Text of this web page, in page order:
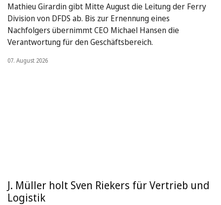
Mathieu Girardin gibt Mitte August die Leitung der Ferry
Division von DFDS ab. Bis zur Ernennung eines
Nachfolgers übernimmt CEO Michael Hansen die
Verantwortung für den Geschäftsbereich.
07. August 2026
J. Müller holt Sven Riekers für Vertrieb und
Logistik